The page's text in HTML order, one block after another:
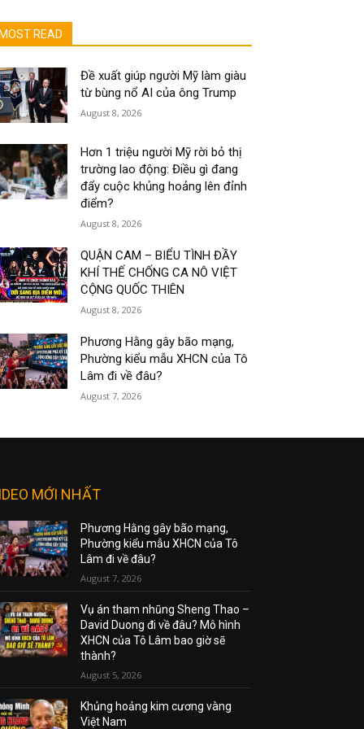
MOST READ
Đề xuất giúp người Mỹ làm giàu
từ bùng nổ AI của ông Trump
August 8, 2026
Hơn 1 triệu người Mỹ rời bỏ thị
trường lao động: Điều gì đang
đẩy cuộc khủng hoảng lên đỉnh
điểm?
August 8, 2026
QUẬN CAM – BIỂU TÌNH ĐẦY
KHÍ THẾ CHỐNG CA NÔ VIỆT
CỘNG QUỐC THIÊN
August 8, 2026
Phương Hằng gây bão mạng,
Phường kiểu mẫu XHCN của Tô
Lâm đi về đâu?
August 7, 2026
MỚI NHẤT
Phương Hằng gây bão mạng,
Phường kiểu mẫu XHCN của Tô
Lâm đi về đâu?
August 7, 2026
Vụ án tham nhũng Sheng Thao –
David Duong đi về đâu? Mô hình
XHCN của Tô Lâm bao giờ sẽ
thành?
August 5, 2026
Khủng hoảng kim cương vàng
Việt Nam